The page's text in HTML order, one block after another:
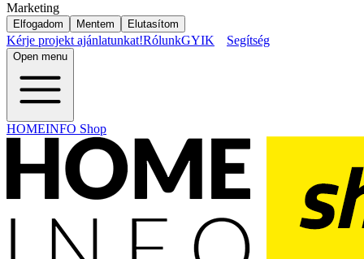
Marketing
Elfogadom Mentem Elutasítom
Kérje projekt ajánlatunkat!RólunkGYIK Segítség
Open menu
HOMEINFO Shop